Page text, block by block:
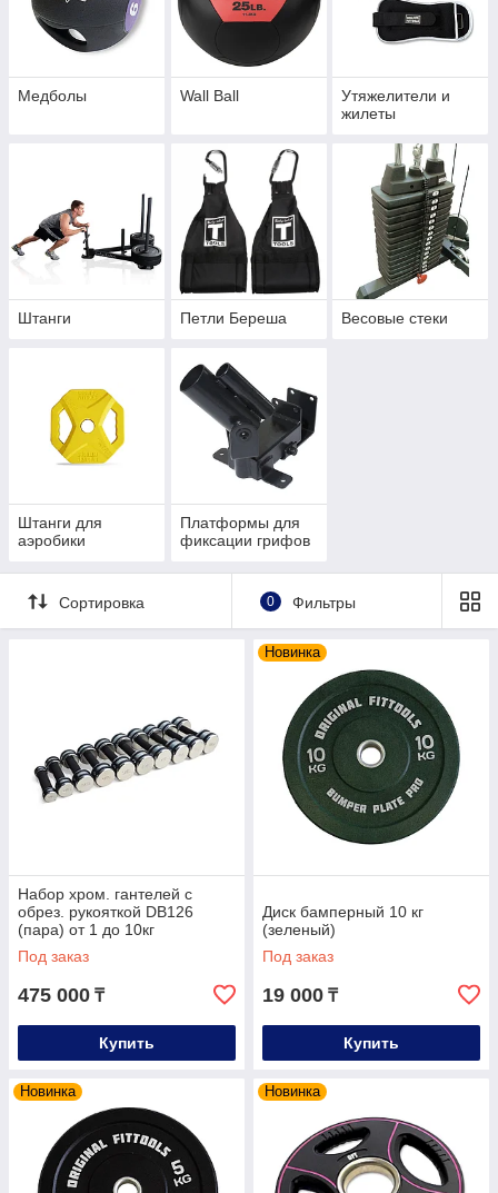
Медболы Wall Ball
Утяжелители и
жилеты
Штанги Петли Береша Весовые стеки
Штанги для
аэробики
Платформы для
фиксации грифов
Сортировка 0 Фильтры
Набор хром. гантелей с
обрез. рукояткой DB126
(пара) от 1 до 10кг
Под заказ
475 000 ₸
Купить
Новинка
Диск бамперный 10 кг
(зеленый)
Под заказ
19 000 ₸
Купить
Новинка Новинка